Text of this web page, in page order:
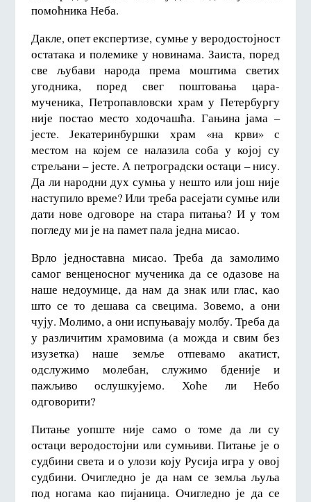
помоћника Неба.
Дакле, опет експертизе, сумње у веродостојност
остатака и полемике у новинама. Заиста, поред
све љубави народа према моштима светих
угодника, поред свег поштовања цара-
мученика, Петропавловски храм у Петербургу
није постао место ходочашћа. Гањина јама –
јесте. Јекатеринбуршки храм «на крви» с
местом на којем се налазила соба у којој су
стрељани – јесте. А петроградски остаци – нису.
Да ли народни дух сумња у нешто или још није
наступило време? Или треба расејати сумње или
дати нове одговоре на стара питања? И у том
погледу ми је на памет пала једна мисао.
Врло једноставна мисао. Треба да замолимо
самог венценосног мученика да се одазове на
наше недоумице, да нам да знак или глас, као
што се то дешава са свецима. Зовемо, а они
чују. Молимо, а они испуњавају молбу. Треба да
у различитим храмовима (а можда и свим без
изузетка) наше земље отпевамо акатист,
одслужимо молебан, служимо бденије и
пажљиво ослушкујемо. Хоће ли Небо
одговорити?
Питање уопште није само о томе да ли су
остаци веродостојни или сумњиви. Питање је о
судбини света и о улози коју Русија игра у овој
судбини. Очигледно је да нам се земља љуља
под ногама као пијаница. Очигледно је да се